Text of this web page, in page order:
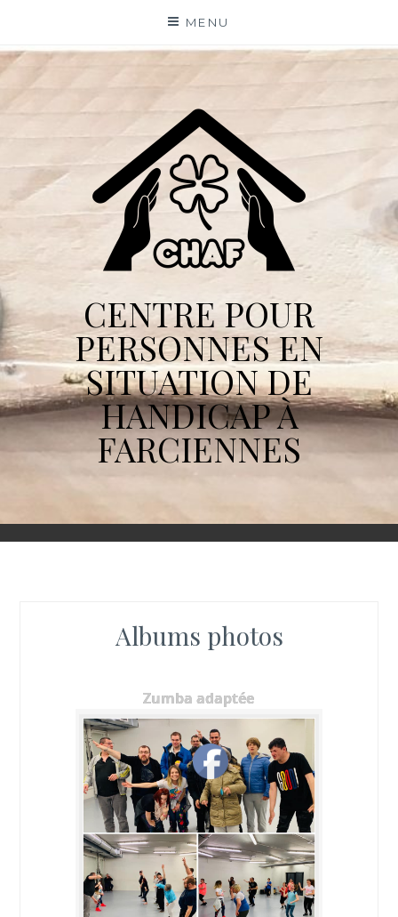
content
MENU
CENTRE POUR
PERSONNES EN
SITUATION DE
HANDICAP À
FARCIENNES
Albums photos
Zumba adaptée